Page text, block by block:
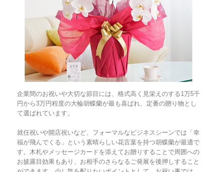
企業間のお祝いや大切な節目には、格式高く見栄えのする1万5千
円から3万円程度の大輪胡蝶蘭が最も喜ばれ、定番の贈り物とし
て選ばれています。
就任祝いや開店祝いなど、フォーマルなビジネスシーンでは「幸
福が飛んでくる」という素晴らしい花言葉を持つ胡蝶蘭が最適で
す。木札やメッセージカードを添えてお贈りすることで周囲への
お披露目効果もあり、お相手のさらなるご発展を後押しすること